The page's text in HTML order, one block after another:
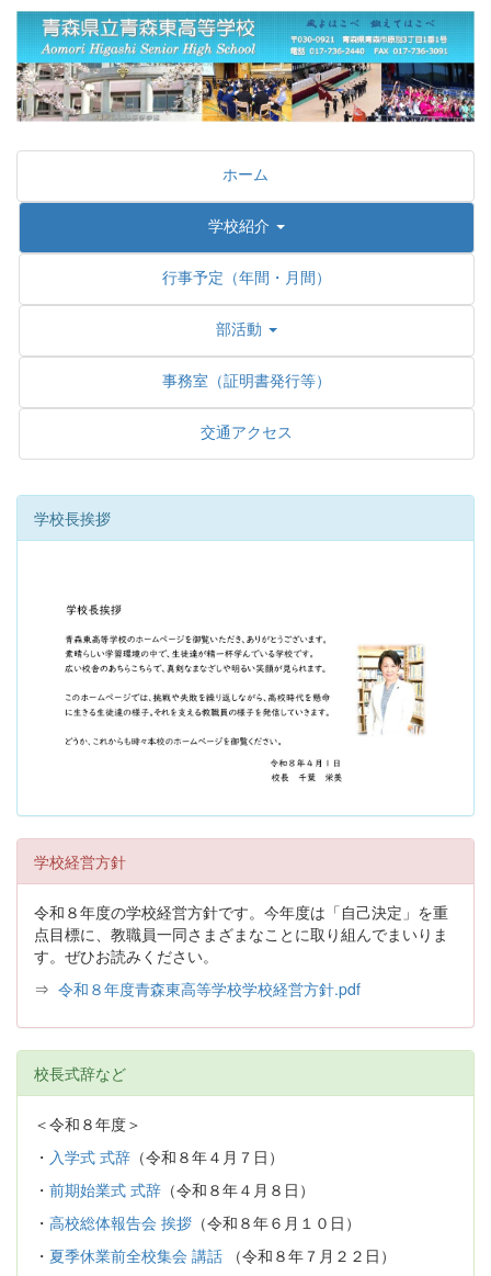
ホーム
学校紹介
行事予定（年間・月間）
部活動
事務室（証明書発行等）
交通アクセス
学校長挨拶
学校経営方針
令和８年度の学校経営方針です。今年度は「自己決定」を重
点目標に、教職員一同さまざまなことに取り組んでまいりま
す。ぜひお読みください。
⇒ 令和８年度青森東高等学校学校経営方針.pdf
校長式辞など
＜令和８年度＞
・ 入学式 式辞 （令和８年４月７日）
・ 前期始業式 式辞 （令和８年４月８日）
・ 高校総体報告会 挨拶 （令和８年６月１０日）
・ 夏季休業前全校集会 講話
（令和８年７月２２日）